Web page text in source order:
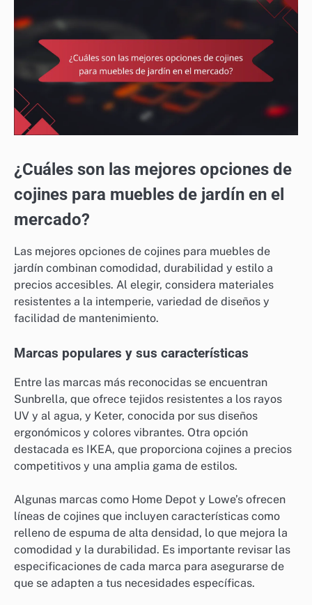
¿Cuáles son las mejores opciones de
cojines para muebles de jardín en el
mercado?
Las mejores opciones de cojines para muebles de
jardín combinan comodidad, durabilidad y estilo a
precios accesibles. Al elegir, considera materiales
resistentes a la intemperie, variedad de diseños y
facilidad de mantenimiento.
Marcas populares y sus características
Entre las marcas más reconocidas se encuentran
Sunbrella, que ofrece tejidos resistentes a los rayos
UV y al agua, y Keter, conocida por sus diseños
ergonómicos y colores vibrantes. Otra opción
destacada es IKEA, que proporciona cojines a precios
competitivos y una amplia gama de estilos.
Algunas marcas como Home Depot y Lowe’s ofrecen
líneas de cojines que incluyen características como
relleno de espuma de alta densidad, lo que mejora la
comodidad y la durabilidad. Es importante revisar las
especificaciones de cada marca para asegurarse de
que se adapten a tus necesidades específicas.